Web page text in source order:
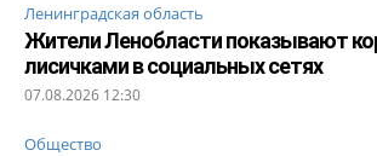
Ленинградская область
Жители Ленобласти показывают
лисичками в социальных сетях
07.08.2026 12:30
Общество